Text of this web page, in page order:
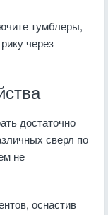
тумблеры,
через
достаточно
сверл по
не
оснастив